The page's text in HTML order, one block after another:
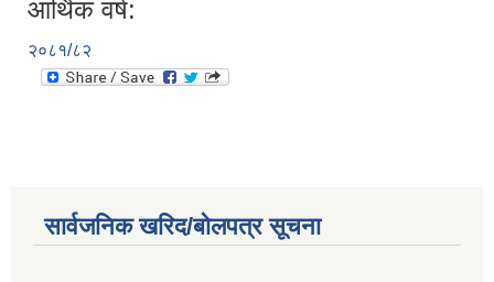
आर्थिक वर्ष:
२०८१/८२
सार्वजनिक खरिद/बोलपत्र सूचना